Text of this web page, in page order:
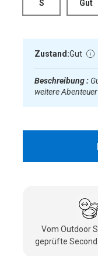
S Gut
Zustand:Gut
Beschreibung :
weitere Abenteuer
Vom Outdoor
geprüfte Second